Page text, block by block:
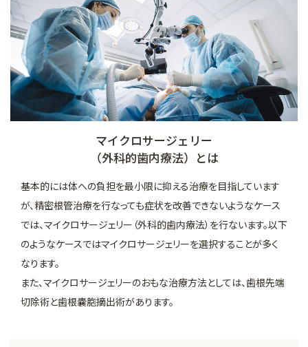
マイクロサージェリー
（外科的歯内療法）とは
基本的には体への負担を最小限に抑える治療を目指しています
が、精密根管治療を行なっても症状を改善できないようなケース
では、マイクロサージェリー（外科的歯内療法）を行ないます。以下
のようなケースではマイクロサージェリーを選択することが多く
なります。
また、マイクロサージェリーのおもな治療方法としては、歯根先端
切除術と歯根嚢胞摘出術があります。